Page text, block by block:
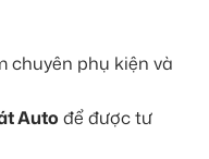
Auto để được tư